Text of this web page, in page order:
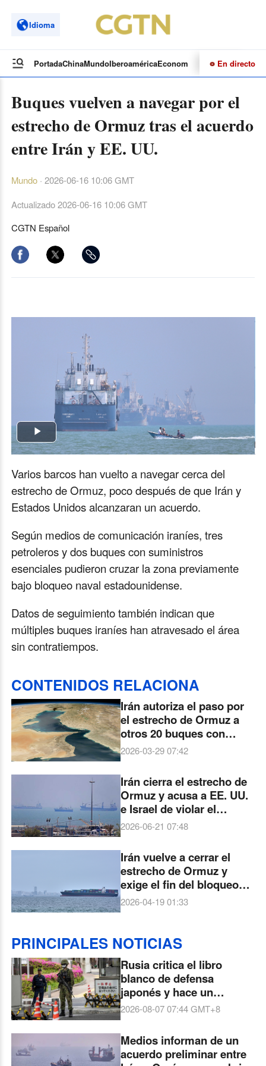
Idioma
PortadaChinaMundoIberoaméricaEconomía CulturaDeportes
En directo
Buques vuelven a navegar por el
estrecho de Ormuz tras el acuerdo
entre Irán y EE. UU.
Mundo· 2026-06-16 10:06 GMT
Actualizado2026-06-16 10:06 GMT
CGTN Español
Play
Varios barcos han vuelto a navegar cerca del
estrecho de Ormuz, poco después de que Irán y
Estados Unidos alcanzaran un acuerdo.
Según medios de comunicación iraníes, tres
petroleros y dos buques con suministros
esenciales pudieron cruzar la zona previamente
bajo bloqueo naval estadounidense.
Datos de seguimiento también indican que
múltiples buques iraníes han atravesado el área
sin contratiempos.
CONTENIDOS RELACIONA
Irán autoriza el paso por
el estrecho de Ormuz a
otros 20 buques con
bandera pakistaní
2026-03-29 07:42
Irán cierra el estrecho de
Ormuz y acusa a EE. UU.
e Israel de violar el
memorando de
2026-06-21 07:48
Irán vuelve a cerrar el
estrecho de Ormuz y
exige el fin del bloqueo
naval de EE. UU.
2026-04-19 01:33
PRINCIPALES NOTICIAS
Rusia critica el libro
blanco de defensa
japonés y hace un
llamado a preservar la
2026-08-07 07:44GMT+8
Medios informan de un
acuerdo preliminar entre